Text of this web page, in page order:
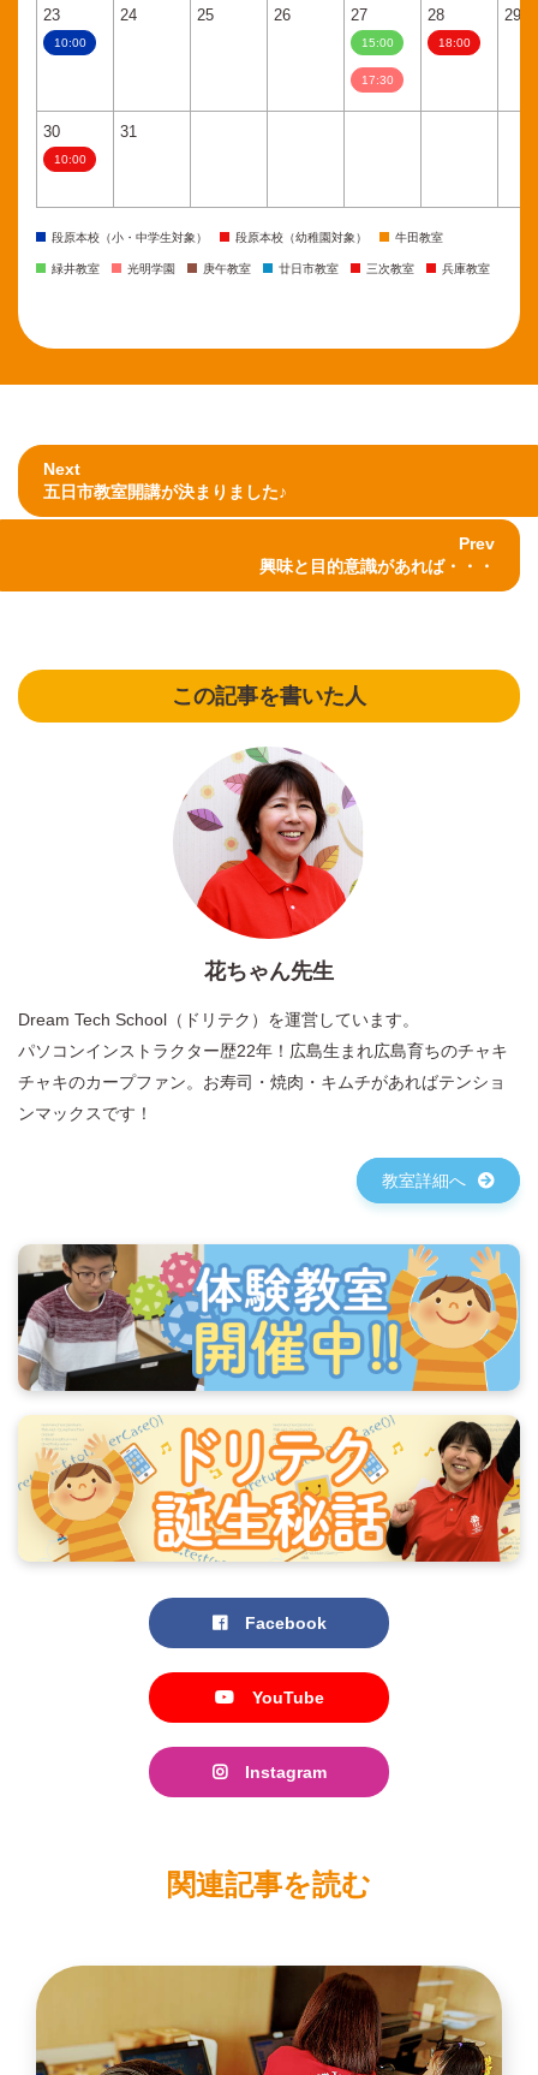
23
10:00
24 25 26 27
15:00
17:30
28
18:00
29
30
10:00
31
段原本校（小・中学生対象） 段原本校（幼稚園対象） 牛田教室
緑井教室 光明学園 庚午教室 廿日市教室 三次教室 兵庫教室
Next
五日市教室開講が決まりました♪
Prev
興味と目的意識があれば・・・
この記事を書いた人
花ちゃん先生
Dream Tech School（ドリテク）を運営しています。
パソコンインストラクター歴22年！広島生まれ広島育ちのチャキ
チャキのカープファン。お寿司・焼肉・キムチがあればテンショ
ンマックスです！
教室詳細へ
Facebook
YouTube
Instagram
関連記事を読む